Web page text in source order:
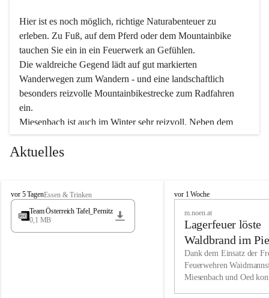
Hier ist es noch möglich, richtige Naturabenteuer zu
erleben. Zu Fuß, auf dem Pferd oder dem Mountainbike
tauchen Sie ein in ein Feuerwerk an Gefühlen.
Die waldreiche Gegend lädt auf gut markierten
Wanderwegen zum Wandern - und eine landschaftlich
besonders reizvolle Mountainbikestrecke zum Radfahren
ein.
Miesenbach ist auch im Winter sehr reizvoll. Neben dem
Eisstockschießen gibt es auf dem nahe gelegenen Unterberg
wunderschöne Naturschneepisten, die zum Schifahren oder
vielfältige Angebot unserer Kulturvereine.
Überzeugen Sie sich selbst, dass Sie in Miesenbach sowie
in den Beherbergungsbetrieben, Gaststätten und urigen
Wir kennen Miesenbach als lebens- und liebenswerten Ort.
Tradition und Innovation werden ebenso groß geschrieben
Aktuelles
M
i
s
vor 5 TagenEssen & Trinken
Team Österreich Tafel_Pernitz
0,1 MB
M
h
vor 1 Woche
m.noen.at
Lagerfeuer löste
Waldbrand im
aus
Dank dem Einsatz der
Feuerwehren
Miesenbach und Oed